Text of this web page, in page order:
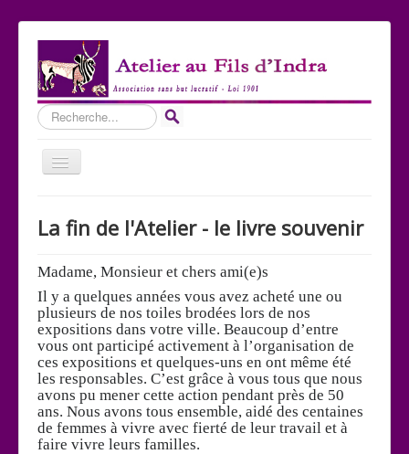
Rechercher
Basculer
la
Qui sommes-nous ?
Les Expositions
Les toiles
Participer
Nous contacter
Sites amis
La fin de l'Atelier - le livre souvenir
Madame, Monsieur et chers ami(e)s
Il y a quelques années vous avez acheté une ou
plusieurs de nos toiles brodées lors de nos
expositions dans votre ville. Beaucoup d’entre
vous ont participé activement à l’organisation de
ces expositions et quelques-uns en ont même été
les responsables. C’est grâce à vous tous que nous
avons pu mener cette action pendant près de 50
ans. Nous avons tous ensemble, aidé des centaines
de femmes à vivre avec fierté de leur travail et à
faire vivre leurs familles.